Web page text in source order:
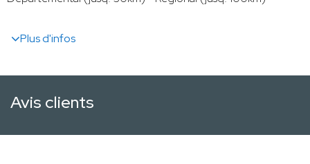
Plus d'infos
Avis clients